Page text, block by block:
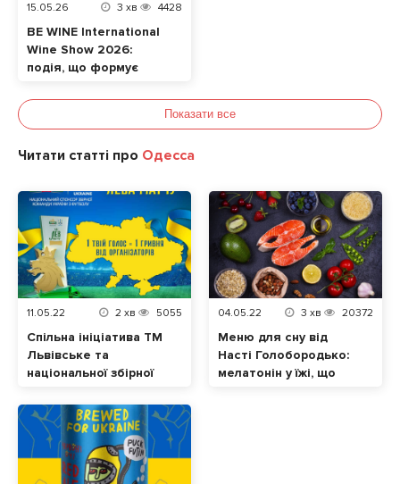
15.05.26 3 хв 4428
BE WINE International
Wine Show 2026:
подія, що формує
культуру в Україні
Показати все
Читати статті про Одесса
11.05.22 2 хв 5055
Спільна ініціатива ТМ
Львівське та
національної збірної
Відтепер кожен
голос за «Лева
матчу» – це допомога
українцям
04.05.22 3 хв 20372
Меню для сну від
Насті Голобородько:
мелатонін у їжі, що